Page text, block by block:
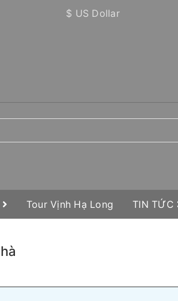
$ US Dollar
Tour Vịnh Hạ Long TIN TỨC